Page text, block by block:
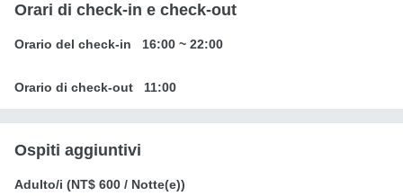
Orari di check-in e check-out
Orario del check-in 16:00 ~ 22:00
Orario di check-out 11:00
Ospiti aggiuntivi
Adulto/i (NT$ 600 / Notte(e))